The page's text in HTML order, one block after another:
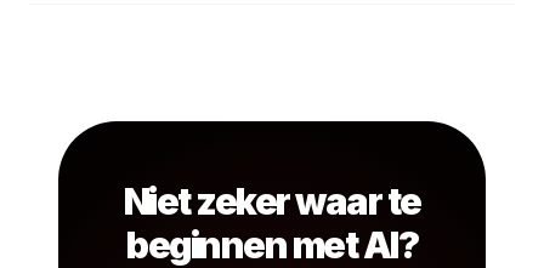
Niet zeker waar te
beginnen met AI?